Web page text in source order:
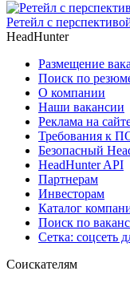
Ретейл с
HeadHunter
Размещение
Поиск по
О компании
Наши вакансии
Реклама на
Требования к
Безопасный
HeadHunter API
Партнерам
Инвесторам
Каталог
Поиск по
Сетка: соцсеть
Соискателям